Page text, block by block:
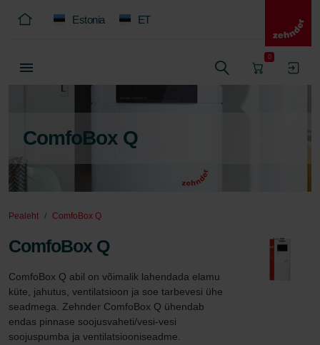
Estonia ET
0
ComfoBox Q
Pealeht ComfoBox Q
ComfoBox Q
ComfoBox Q abil on võimalik lahendada elamu
küte, jahutus, ventilatsioon ja soe tarbevesi ühe
seadmega. Zehnder ComfoBox Q ühendab
endas pinnase soojusvaheti/vesi-vesi
soojuspumba ja ventilatsiooniseadme.